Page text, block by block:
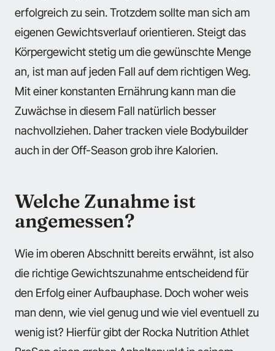
erfolgreich zu sein. Trotzdem sollte man sich am
eigenen Gewichtsverlauf orientieren. Steigt das
Körpergewicht stetig um die gewünschte Menge
an, ist man auf jeden Fall auf dem richtigen Weg.
Mit einer konstanten Ernährung kann man die
Zuwächse in diesem Fall natürlich besser
nachvollziehen. Daher tracken viele Bodybuilder
auch in der Off-Season grob ihre Kalorien.
Welche Zunahme ist
angemessen?
Wie im oberen Abschnitt bereits erwähnt, ist also
die richtige Gewichtszunahme entscheidend für
den Erfolg einer Aufbauphase. Doch woher weis
man denn, wie viel genug und wie viel eventuell zu
wenig ist? Hierfür gibt der Rocka Nutrition Athlet